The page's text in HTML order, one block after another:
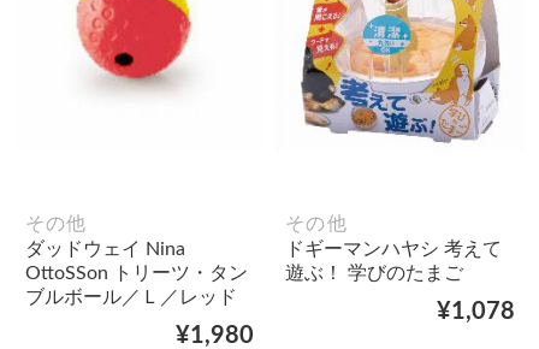
その他
ダッドウェイ Nina
OttoSSon トリーツ・タン
ブルボール／Ｌ／レッド
¥1,980
その他
ドギーマンハヤシ 考えて
遊ぶ！ 学びのたまご
¥1,078